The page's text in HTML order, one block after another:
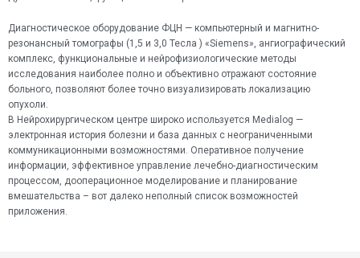
Диагностическое оборудование ФЦН — компьютерный и магнитно-
резонансный томографы (1,5 и 3,0 Тесла ) «Siemens», ангиографический
комплекс, функциональные и нейрофизиологические методы
исследования наиболее полно и объективно отражают состояние
больного, позволяют более точно визуализировать локализацию
опухоли.
В Нейрохирургическом центре широко используется Medialog —
электронная история болезни и база данных с неограниченными
коммуникационными возможностями. Оперативное получение
информации, эффективное управление лечебно-диагностическим
процессом, дооперационное моделирование и планирование
вмешательства – вот далеко неполный список возможностей
приложения.